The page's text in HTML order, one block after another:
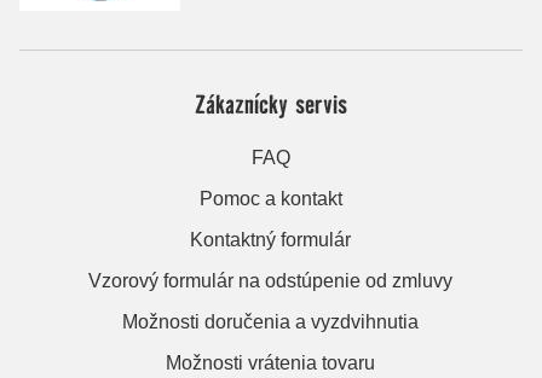
Zákaznícky servis
FAQ
Pomoc a kontakt
Kontaktný formulár
Vzorový formulár na odstúpenie od zmluvy
Možnosti doručenia a vyzdvihnutia
Možnosti vrátenia tovaru